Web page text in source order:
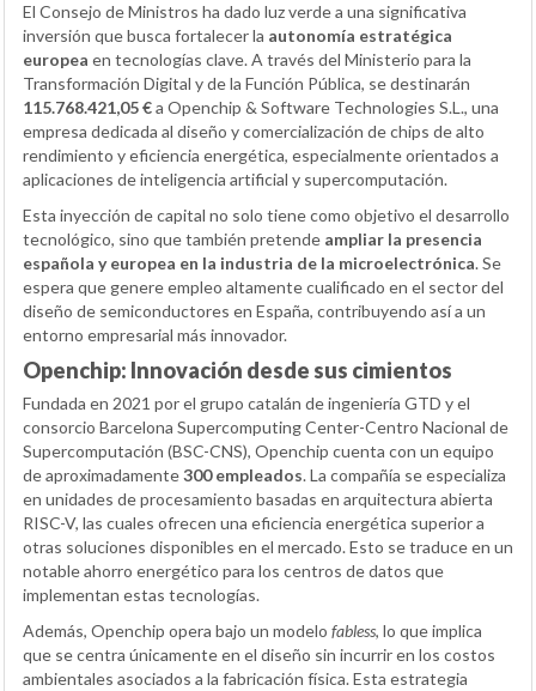
El Consejo de Ministros ha dado luz verde a una significativa
inversión que busca fortalecer la autonomía estratégica
europea en tecnologías clave. A través del Ministerio para la
Transformación Digital y de la Función Pública, se destinarán
115.768.421,05 €a Openchip & Software Technologies S.L., una
empresa dedicada al diseño y comercialización de chips de alto
rendimiento y eficiencia energética, especialmente orientados a
aplicaciones de inteligencia artificial y supercomputación.
Esta inyección de capital no solo tiene como objetivo el desarrollo
tecnológico, sino que también pretende ampliar la presencia
española y europea en la industria de la microelectrónica. Se
espera que genere empleo altamente cualificado en el sector del
diseño de semiconductores en España, contribuyendo así a un
entorno empresarial más innovador.
Openchip: Innovación desde sus cimientos
Fundada en 2021 por el grupo catalán de ingeniería GTD y el
consorcio Barcelona Supercomputing Center-Centro Nacional de
Supercomputación (BSC-CNS), Openchip cuenta con un equipo
de aproximadamente300 empleados. La compañía se especializa
en unidades de procesamiento basadas en arquitectura abierta
RISC-V, las cuales ofrecen una eficiencia energética superior a
otras soluciones disponibles en el mercado. Esto se traduce en un
notable ahorro energético para los centros de datos que
implementan estas tecnologías.
Además, Openchip opera bajo un modelo fabless, lo que implica
que se centra únicamente en el diseño sin incurrir en los costos
ambientales asociados a la fabricación física. Esta estrategia